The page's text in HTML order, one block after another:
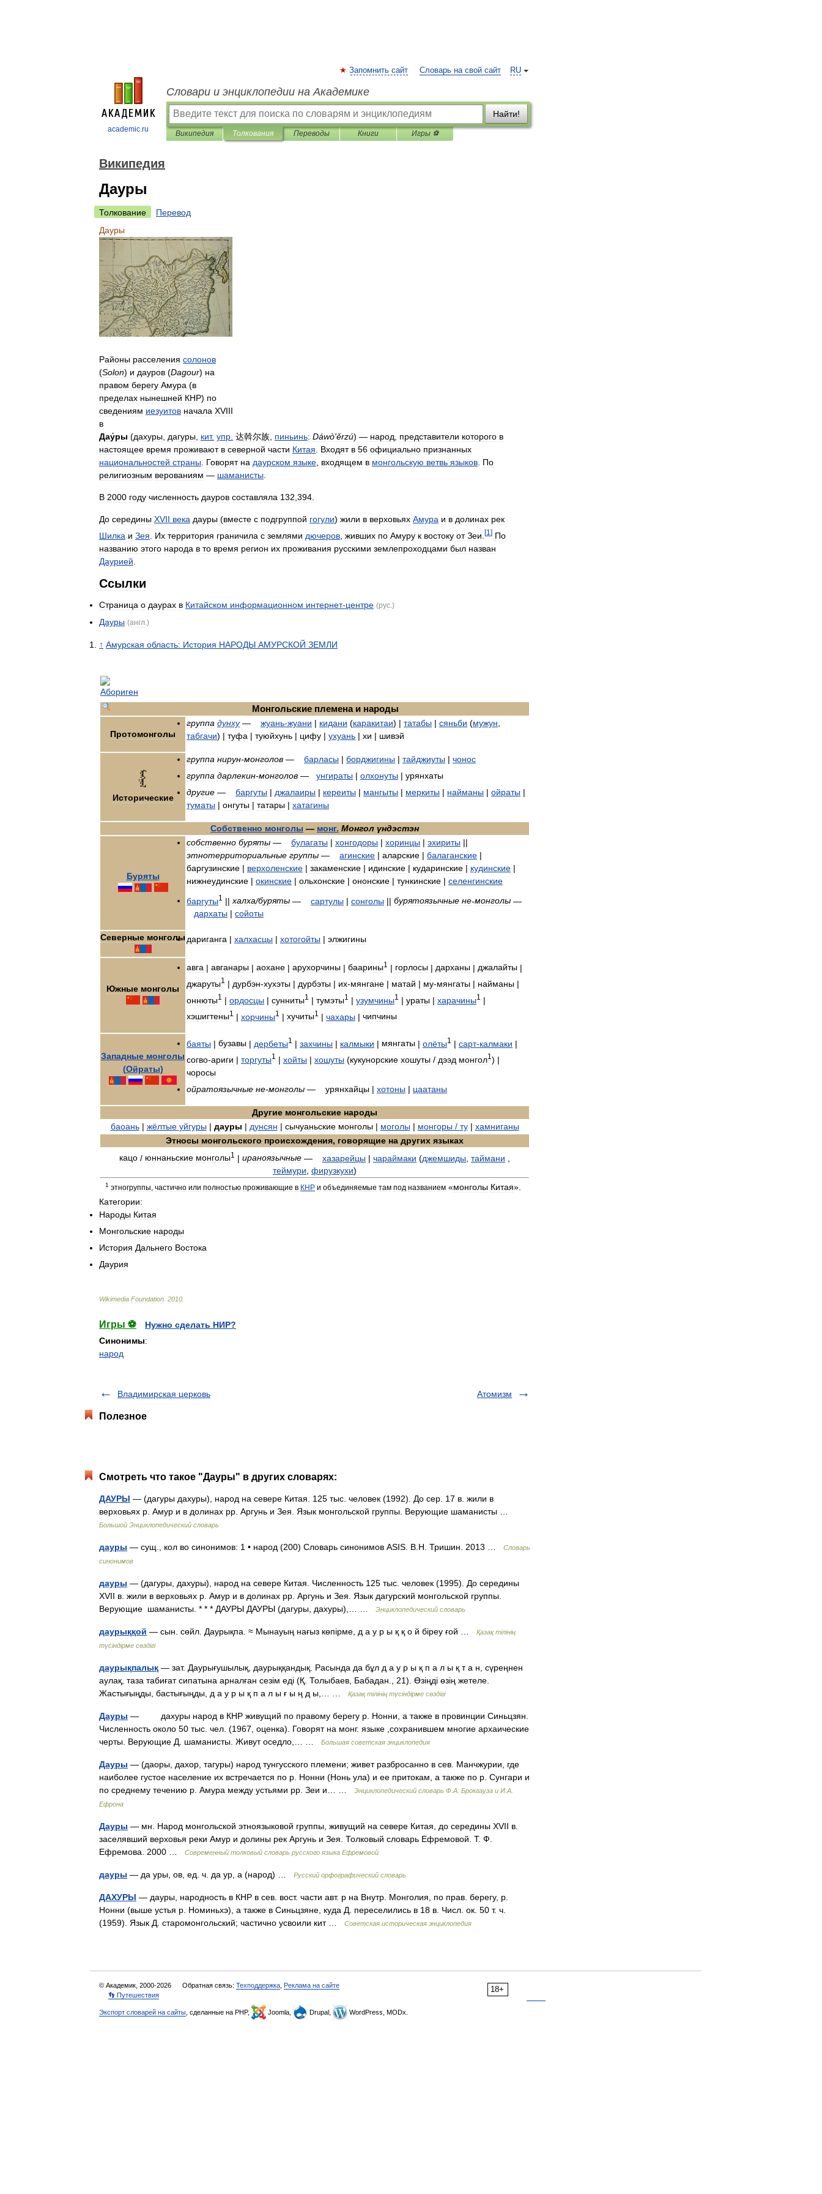
academic.ru
RU
Запомнить сайт Словарь на свой сайт
Словари и энциклопедии на Академике
Найти!
Википедия Толкования Переводы Книги Игры ⚽
Википедия
Дауры
Толкование
Перевод
Дауры
Районы расселения солонов
(Solon) и дауров (Dagour) на
правом берегу Амура (в
пределах нынешней КНР) по
сведениям иезуитов начала XVIII
в
Дау́ры (дахуры дагуры кит. упр 达斡尔族 пиньинь: Dáwò'ěrzú) — народ представители которого в
настоящее время проживают в северной части Китая Входят в 56 официально признанных
национальностей страны Говорят на даурском языке входящем в монгольскую ветвь языков По
религиозным верованиям — шаманисты
В 2000 году численность дауров составляла 132 394
До середины XVII века дауры (вместе с подгруппой гогули) жили в верховьях Амура и в долинах рек
Шилка и Зея Их территория граничила с землями дючеров живших по Амуру к востоку от Зеи [1 ] По
названию этого народа в то время регион их проживания русскими землепроходцами был назван
Даурией
Ссылки
Страница о даурах в Китайском информационном интернет-центре (рус.)
Дауры (англ.)
↑ Амурская область: История НАРОДЫ АМУРСКОЙ ЗЕМЛИ
Монгольские племена и народы
Протомонголы
группа дунху— жуань-жуани | кидани (каракитаи) | татабы | сяньби (мужун
табгачи) | туфа | туюйхунь | цифу | ухуань | хи | шивэй
Исторические
группа нирун-монголов — барласы | борджигины | тайджиуты | чонос
группа дарлекин-монголов — унгираты | олхонуты | урянхаты
другие — баргуты | джалаиры | кереиты | мангыты | меркиты | найманы | ойраты |
туматы | онгуты | татары | хатагины
Собственно монголы — монг. Монгол үндэстэн
Буряты
собственно буряты — булагаты | хонгодоры | хоринцы | эхириты ||
этнотерриториальные группы — агинские | аларские | балаганские |
баргузинские | верхоленские | закаменские | идинские | кударинские | кудинские |
нижнеудинские | окинские | ольхонские | ононские | тункинские | селенгинские
баргуты1 ||халха/буряты — сартулы | сонголы || бурятоязычные не-монголы —
дархаты | сойоты
Северные монголы дариганга | халхасцы | хотогойты | элжигины
Южные монголы
авга | авганары | аохане | арухорчины | баарины1 | горлосы | дарханы | джалайты |
джаруты1 | дурбэн-хухэты | дурбэты | их-мянгане | матай | му-мянгаты | найманы |
оннюты1 | ордосцы | сунниты1 | тумэты1 | узумчины1 | ураты | харачины1
|
хэшигтены1 | хорчины1 | хучиты1 | чахары | чипчины
Западные монголы
(Ойраты)
баяты | бузавы | дербеты1 | захчины | калмыки | мянгаты | олёты1 | сарт-калмаки |
согво-ариги | торгуты1 | хойты | хошуты (кукунорские хошуты / дээд монгол1 ) |
чоросы
ойратоязычные не-монголы — урянхайцы | хотоны | цаатаны
Другие монгольские народы
баоань| жёлтые уйгуры | дауры | дунсян | сычуаньские монголы| моголы | монгоры / ту| хамниганы
Этносы монгольского происхождения, говорящие на других языках
кацо / юннаньские монголы1 | ираноязычные — хазарейцы | чараймаки (джемшиды таймани
теймури, фирузкухи)
1 этногруппы частично или полностью проживающие в КНР и объединяемые там под названием «монголы Китая».
Категории:
Народы Китая
Монгольские народы
История Дальнего Востока
Даурия
Wikimedia Foundation 2010
Игры ⚽
Нужно сделать НИР?
Синонимы:
народ
Владимирская церковь Атомизм
Полезное
Смотреть что такое "Дауры" в других словарях:
ДАУРЫ — (дагуры дахуры), народ на севере Китая. 125 тыс. человек (1992). До сер. 17 в. жили в
верховьях р. Амур и в долинах рр. Аргунь и Зея. Язык монгольской группы. Верующие шаманисты …
Большой Энциклопедический словарь
дауры — сущ., кол во синонимов: 1 • народ (200) Словарь синонимов ASIS. В.Н. Тришин. 2013 …
Словарь
синонимов
дауры — (дагуры, дахуры), народ на севере Китая. Численность 125 тыс. человек (1995). До середины
XVII в. жили в верховьях р. Амур и в долинах pp. Аргунь и Зея. Язык дагурский монгольской группы.
Верующие шаманисты. * * * ДАУРЫ ДАУРЫ (дагуры, дахуры),… …
Энциклопедический словарь
даурыққой — сын. сөйл. Даурықпа. ≈ Мынауың нағыз көпірме, д а у р ы қ қ о й біреу ғой …
Қазақ тілінің
түсіндірме сөздігі
даурықпалық — зат. Даурығушылық, даурыққандық. Расында да бұл д а у р ы қ п а л ы қ т а н, сүреңнен
аулақ, таза табиғат сипатына арналған сезім еді (Қ. Толыбаев, Бабадан., 21). Өзіңді өзің жетеле.
Жастығыңды, бастығыңды, д а у р ы қ п а л ы ғ ы ң д ы,… …
Қазақ тілінің түсіндірме сөздігі
Дауры — дахуры народ в КНР живущий по правому берегу р. Нонни, а также в провинции Синьцзян.
Численность около 50 тыс. чел. (1967, оценка). Говорят на монг. языке ,сохранившем многие архаические
черты. Верующие Д. шаманисты. Живут оседло,… …
Большая советская энциклопедия
Дауры — (даоры, дахор, тагуры) народ тунгусского племени; живет разбросанно в сев. Манчжурии, где
наиболее густое население их встречается по р. Нонни (Нонь ула) и ее притокам, а также по р. Сунгари и
по среднему течению р. Амура между устьями pp. Зеи и… …
Энциклопедический словарь Ф.А. Брокгауза и И.А.
Ефрона
Дауры — мн. Народ монгольской этноязыковой группы, живущий на севере Китая, до середины XVII в.
заселявший верховья реки Амур и долины рек Аргунь и Зея. Толковый словарь Ефремовой. Т. Ф.
Ефремова. 2000 …
Современный толковый словарь русского языка Ефремовой
дауры — да уры, ов, ед. ч. да ур, а (народ) … Русский орфографический словарь
ДАХУРЫ — дауры, народность в КНР в сев. вост. части авт. р на Внутр. Монголия, по прав. берегу, р.
Нонни (выше устья р. Номиньхэ), а также в Синьцзяне, куда Д. переселились в 18 в. Числ. ок. 50 т. ч.
(1959). Язык Д. старомонгольский; частично усвоили кит …
Советская историческая энциклопедия
18+
© Академик, 2000-2026 Обратная связь: Техподдержка Реклама на сайте
👣 Путешествия
Экспорт словарей на сайты , сделанные на PHP, Joomla, Drupal, WordPress, MODx.